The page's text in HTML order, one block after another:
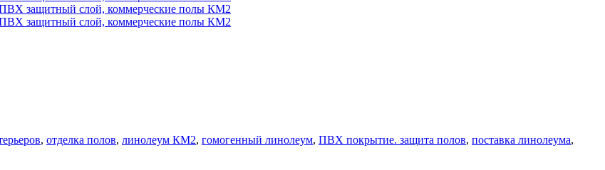
, отделка полов, линолеум КМ2, гомогенный линолеум, ПВХ покрытие. защита полов, поставка линолеума,